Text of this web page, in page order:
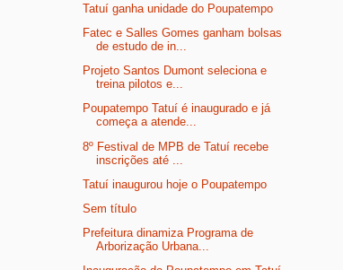
Tatuí ganha unidade do Poupatempo
Fatec e Salles Gomes ganham bolsas
de estudo de in...
Projeto Santos Dumont seleciona e
treina pilotos e...
Poupatempo Tatuí é inaugurado e já
começa a atende...
8º Festival de MPB de Tatuí recebe
inscrições até ...
Tatuí inaugurou hoje o Poupatempo
Sem título
Prefeitura dinamiza Programa de
Arborização Urbana...